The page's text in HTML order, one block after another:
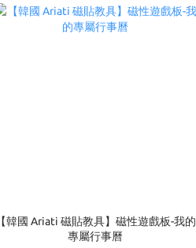
【韓國 Ariati 磁貼教具】磁性遊戲板-我的
專屬行事曆